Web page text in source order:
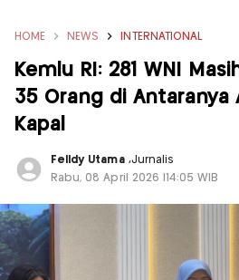
HOME NEWS INTERNATIONAL
Kemlu RI: 281 WNI
35 Orang di Antaranya
Kapal
Felldy Utama ,Jurnalis
Rabu, 08 April 2026 |14:05 WIB